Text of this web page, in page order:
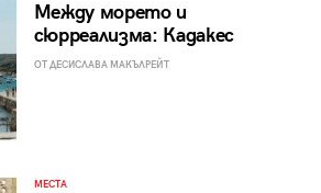
Между морето и
сюрреализма: Кадакес
ОТ ДЕСИСЛАВА МАКЪЛРЕЙТ
МЕСТА